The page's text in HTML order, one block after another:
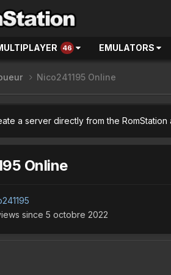
46 EMULATORS
Nico241195 Online
a server directly from the RomStation
Online
since 5 octobre 2022